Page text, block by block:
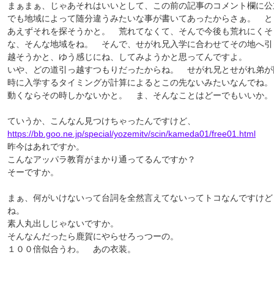
まぁまぁ、じゃあそれはいいとして、この前の記事のコメント欄に
でも地域によって随分違うみたいな事が書いてあったからさぁ。
あえずそれを探そうかと。 荒れてなくて、そんで今後も荒れにく
な、そんな地域をね。 そんで、せがれ兄入学に合わせてその地へ
越そうかと、ゆう感じにね、してみようかと思ってんですよ。
いや、どの道引っ越すつもりだったからね。 せがれ兄とせがれ弟
時に入学するタイミングが計算によるとこの先ないみたいなんで
動くならその時しかないかと。 ま、そんなことはどーでもいいか。
ていうか、こんなん見つけちゃったんですけど、
https://bb.goo.ne.jp/special/yozemitv/scin/kameda01/free01.html
昨今はあれですか。
こんなアッパラ教育がまかり通ってるんですか？
そーですか。
まぁ、何がいけないって台詞を全然言えてないってトコなんですけど
ね。
素人丸出しじゃないですか。
そんなんだったら鹿賀にやらせろっつーの。
１００倍似合うわ。 あの衣装。